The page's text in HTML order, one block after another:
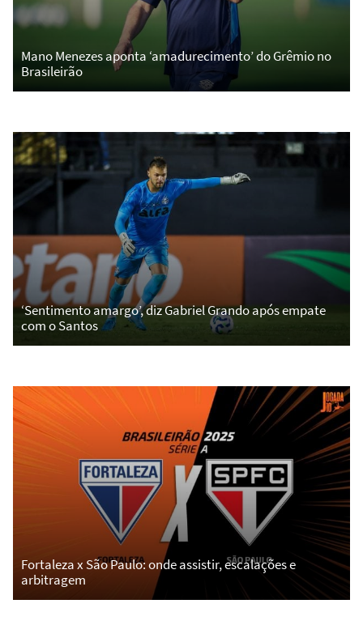
Mano Menezes aponta ‘amadurecimento’ do Grêmio no
Brasileirão
‘Sentimento amargo’, diz Gabriel Grando após empate
com o Santos
Fortaleza x São Paulo: onde assistir, escalações e
arbitragem